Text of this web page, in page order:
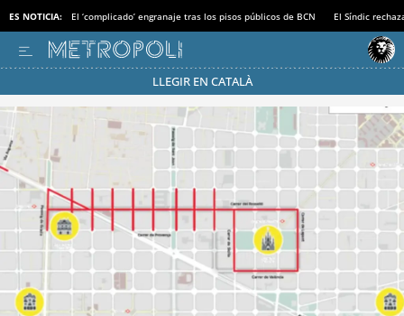
ES NOTICIA: El ‘complicado’ engranaje tras los pisos públicos de BCN El Síndic
LLEGIR EN CATALÀ
Pásate al MODO AHORRO